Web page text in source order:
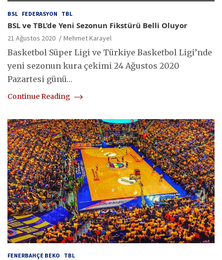
BSL FEDERASYON TBL
BSL ve TBL’de Yeni Sezonun Fikstürü Belli Oluyor
21 Ağustos 2020 Mehmet Karayel
Basketbol Süper Ligi ve Türkiye Basketbol Ligi’nde
yeni sezonun kura çekimi 24 Ağustos 2020
Pazartesi günü…
Continue Reading
FENERBAHÇE BEKO TBL